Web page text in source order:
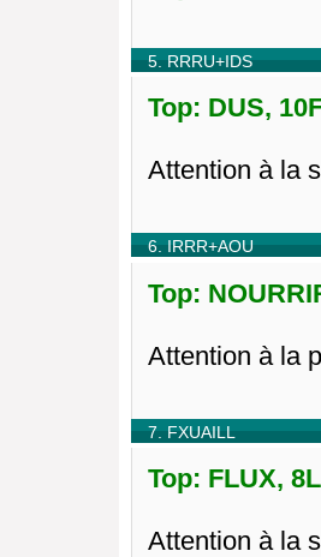
5. RRRU+IDS
Top: DUS,
Attention à la
6. IRRR+AOU
Top:
Attention à la
7. FXUAILL
Top: FLUX,
Attention à la